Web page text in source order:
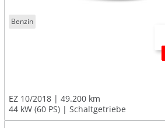
Benzin
EZ 10/2018
49.200 km
44 kW (60 PS)
Schaltgetriebe